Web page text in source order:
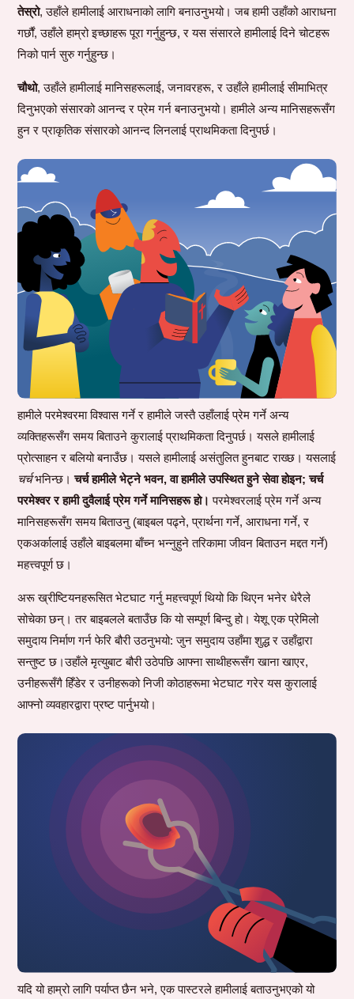
तेस्रो, उहाँले हामीलाई आराधनाको लागि बनाउनुभयो। जब हामी उहाँको आराधना
गर्छौं, उहाँले हाम्रो इच्छाहरू पूरा गर्नुहुन्छ, र यस संसारले हामीलाई दिने चोटहरू
निको पार्न सुरु गर्नुहुन्छ।
चौथो, उहाँले हामीलाई मानिसहरूलाई, जनावरहरू, र उहाँले हामीलाई सीमाभित्र
दिनुभएको संसारको आनन्द र प्रेम गर्न बनाउनुभयो। हामीले अन्य मानिसहरूसँग
हुन र प्राकृतिक संसारको आनन्द लिनलाई प्राथमिकता दिनुपर्छ।
हामीले परमेश्वरमा विश्वास गर्ने र हामीले जस्तै उहाँलाई प्रेम गर्ने अन्य
व्यक्तिहरूसँग समय बिताउने कुरालाई प्राथमिकता दिनुपर्छ। यसले हामीलाई
प्रोत्साहन र बलियो बनाउँछ। यसले हामीलाई असंतुलित हुनबाट राख्छ। यसलाई
चर्चभनिन्छ।चर्च हामीले भेट्ने भवन, वा हामीले उपस्थित हुने सेवा होइन; चर्च
परमेश्वर र हामी दुवैलाई प्रेम गर्ने मानिसहरू हो। परमेश्वरलाई प्रेम गर्ने अन्य
मानिसहरूसँग समय बिताउनु (बाइबल पढ्ने, प्रार्थना गर्ने, आराधना गर्ने, र
एकअर्कालाई उहाँले बाइबलमा बाँच्न भन्नुहुने तरिकामा जीवन बिताउन मद्दत गर्ने)
महत्त्वपूर्ण छ।
अरू ख्रीष्टियनहरूसित भेटघाट गर्नु महत्त्वपूर्ण थियो कि थिएन भनेर धेरैले
सोचेका छन्‌। तर बाइबलले बताउँछ कि यो सम्पूर्ण बिन्दु हो। येशू एक प्रेमिलो
समुदाय निर्माण गर्न फेरि बौरी उठनुभयो: जुन समुदाय उहाँमा शुद्ध र उहाँद्वारा
सन्तुष्ट छ।उहाँले मृत्युबाट बौरी उठेपछि आफ्ना साथीहरूसँग खाना खाएर,
उनीहरूसँगै हिँडेर र उनीहरूको निजी कोठाहरूमा भेटघाट गरेर यस कुरालाई
आफ्नो व्यवहारद्वारा प्रष्ट पार्नुभयो।
यदि यो हाम्रो लागि पर्याप्त छैन भने, एक पास्टरले हामीलाई बताउनुभएको यो